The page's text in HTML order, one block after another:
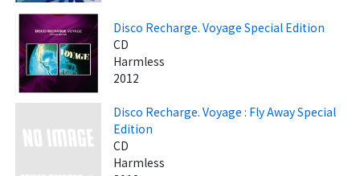
Disco Recharge. Voyage Special Edition
CD
Harmless
2012
Disco Recharge. Voyage : Fly Away Special
Edition
CD
Harmless